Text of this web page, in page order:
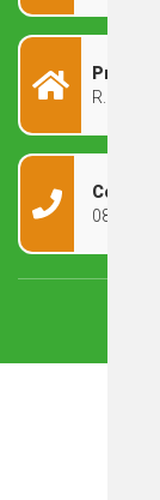
R.
Contato
0800